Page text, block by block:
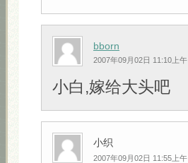
bborn
2007年09月02日 11:10上午
小白,嫁给大头吧
小织
2007年09月02日 11:55上午